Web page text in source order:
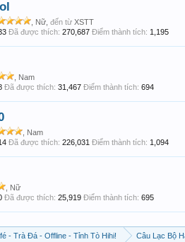
, Nữ, đến từ XSTT
Đã được thích: 270,687 Điểm thành tích: 1,195
, Nam
Đã được thích: 31,467 Điểm thành tích: 694
, Nam
Đã được thích: 226,031 Điểm thành tích: 1,094
, Nữ
Đã được thích: 25,919 Điểm thành tích: 695
- Trà Đá - Offline - Tỉnh Tò Hihi! Câu Lạc Bộ